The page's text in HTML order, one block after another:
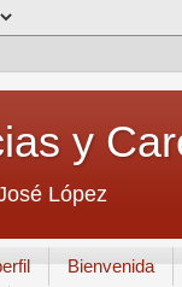
y
López
Bienvenida